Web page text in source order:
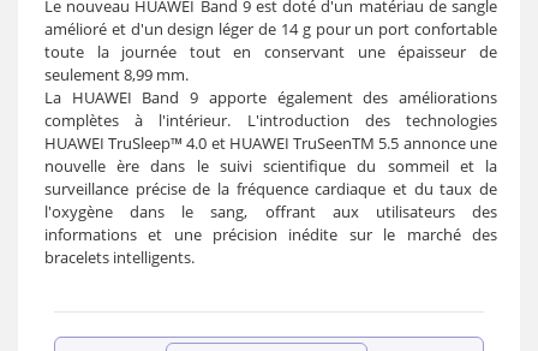
Le nouveau HUAWEI Band 9 est doté d'un matériau de sangle
amélioré et d'un design léger de 14 g pour un port confortable
toute la journée tout en conservant une épaisseur de
seulement 8,99 mm.
La HUAWEI Band 9 apporte également des améliorations
complètes à l'intérieur. L'introduction des technologies
HUAWEI TruSleep™ 4.0 et HUAWEI TruSeenTM 5.5 annonce une
nouvelle ère dans le suivi scientifique du sommeil et la
surveillance précise de la fréquence cardiaque et du taux de
l'oxygène dans le sang, offrant aux utilisateurs des
informations et une précision inédite sur le marché des
bracelets intelligents.